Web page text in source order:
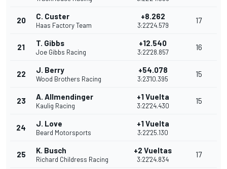
20 C. Custer
Haas Factory Team
+8.262
3:22'24.579
17
21 T. Gibbs
Joe Gibbs Racing
+12.540
3:22'28.857
16
22 J. Berry
Wood Brothers Racing
+54.078
3:23'10.395
15
23 A. Allmendinger
Kaulig Racing
+1 Vuelta
3:22'24.430
15
24 J. Love
Beard Motorsports
+1 Vuelta
3:22'25.130
25 K. Busch
Richard Childress Racing
+2 Vueltas
3:22'24.834
17